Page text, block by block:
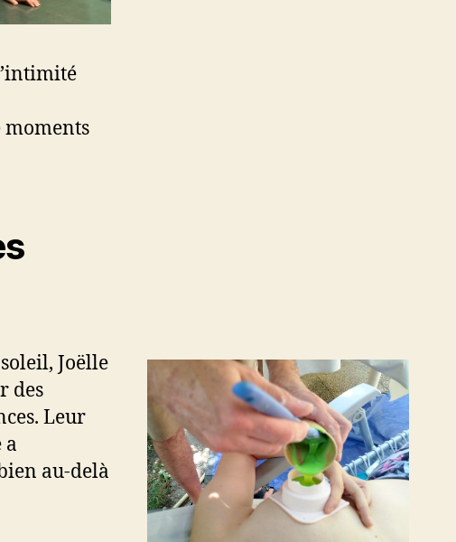
moments
Joëlle
des
Leur
a
au-delà